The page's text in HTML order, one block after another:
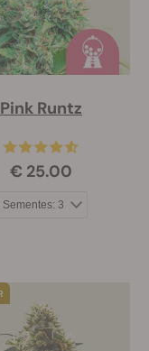
Pink Runtz
€ 25.00